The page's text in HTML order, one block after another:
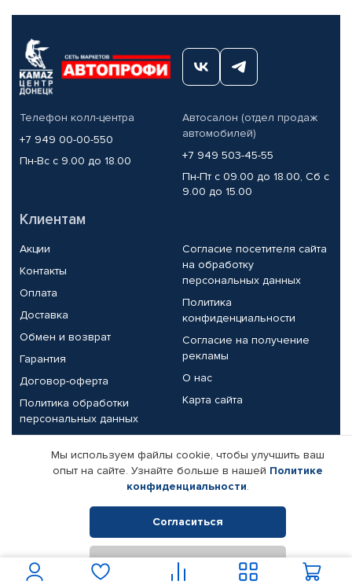
Телефон колл-центра
+7 949 00-00-550
Пн-Вс с 9.00 до 18.00
Автосалон (отдел продаж
автомобилей)
+7 949 503-45-55
Пн-Пт с 09.00 до 18.00, Сб с
9.00 до 15.00
Клиентам
Акции
Контакты
Оплата
Доставка
Обмен и возврат
Гарантия
Договор-оферта
Политика обработки
персональных данных
Согласие посетителя сайта
на обработку
персональных данных
Политика
конфиденциальности
Согласие на получение
рекламы
О нас
Карта сайта
Партнерам
Корпоративным клиентам
Поставщикам
Реквизиты компании
© КАМАЗ ЦЕНТР ДОНЕЦК, 2015-2026. Все права защищены.
Интернет-магазин автомобильных товаров Автопрофи.
Мы используем файлы cookie, чтобы улучшить ваш
опыт на сайте. Узнайте больше в нашей Политике
конфиденциальности.
Согласиться
Отклонить